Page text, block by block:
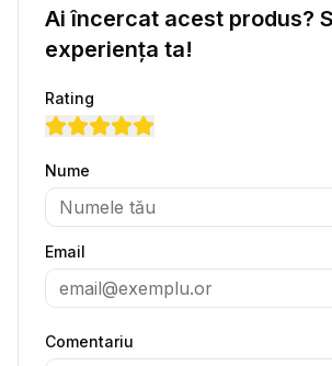
Ai încercat acest produs?
experiența ta!
Rating
Nume
Email
Comentariu